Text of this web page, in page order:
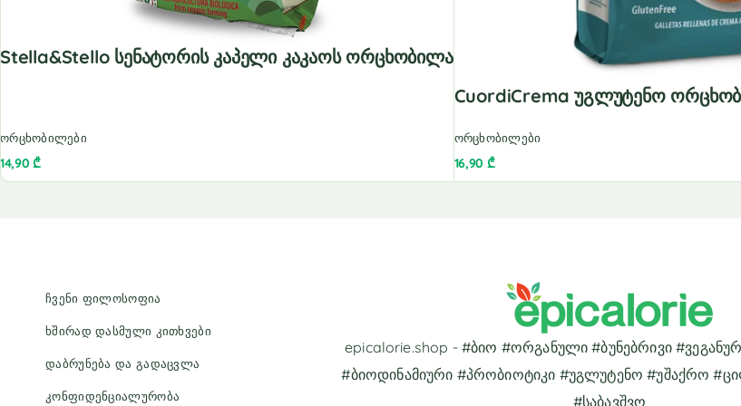
Stella&Stello Სენატორის Კაპელი Კაკაოს Ორცხობილა
ორცხობილები
14,90₾
CuordiCrema Უგლუტენო
ორცხობილები
16,90 ₾
ჩვენი ფილოსოფია
ხშირად დასმული კითხვები
დაბრუნება და გადაცვლა
კონფიდენციალურობა
epicalorie.shop - #ბიო #ორგანული #ბუნებრივი
#ბიოდინამიური #პრობიოტიკი #უგლუტენო #უშაქრო
#საბავშვო